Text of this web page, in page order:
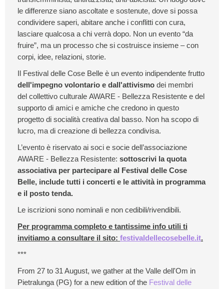
le differenze siano ascoltate e sostenute, dove si possa
condividere saperi, abitare anche i conflitti con cura,
lasciare qualcosa a chi verrà dopo. Non un evento “da
fruire”, ma un processo che si costruisce insieme – con
corpi, idee, relazioni, storie.
Il Festival delle Cose Belle è un evento indipendente frutto
dell'impegno volontario e dall'attivismo dei membri
del collettivo culturale AWARE - Bellezza Resistente e del
supporto di amici e amiche che credono in questo
progetto di socialità creativa dal basso. Non ha scopo di
lucro, ma di creazione di bellezza condivisa.
L’evento è riservato ai soci e socie dell’associazione
AWARE - Bellezza Resistente: sottoscrivi la quota
associativa per partecipare al Festival delle Cose
Belle, include tutti i concerti e le attività in programma
e il posto tenda.
Le iscrizioni sono nominali e non cedibili/rivendibili.
Per programma completo e tantissime info utili ti
invitiamo a consultare il sito: festivaldellecosebelle.it.
***
From 27 to 31 August, we gather at the Valle dell'Om in
Pietralunga (PG) for a new edition of the Festival delle